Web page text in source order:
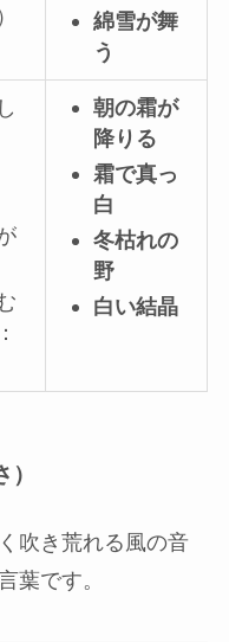
綿雪が舞
う
朝の霜が
降りる
霜で真っ
白
冬枯れの
野
白い結晶
吹き荒れる風の音
葉です。